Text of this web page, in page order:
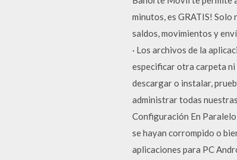
minutos, es GRATIS!
saldos, movimientos y
· Los archivos de la
especificar otra carpeta ni
descargar o instalar,
administrar todas
Configuración En
se hayan corrompido o
aplicaciones para PC